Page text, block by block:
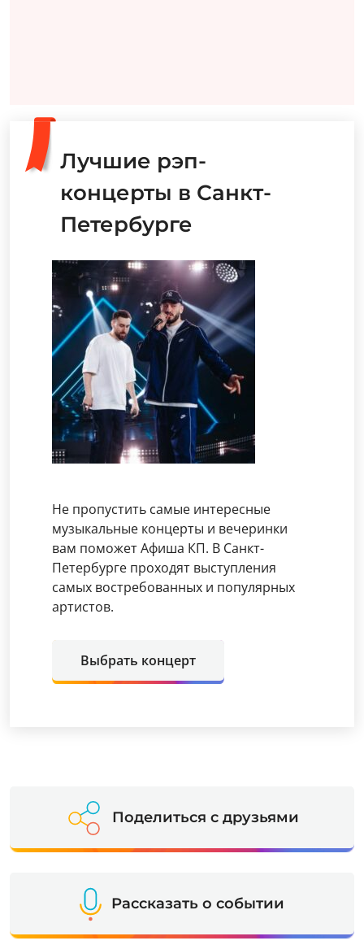
Лучшие рэп-
концерты в Санкт-
Петербурге
Не пропустить самые интересные
музыкальные концерты и вечеринки
вам поможет Афиша КП. В Санкт-
Петербурге проходят выступления
самых востребованных и популярных
артистов.
Выбрать концерт
Поделиться с друзьями
Рассказать о событии